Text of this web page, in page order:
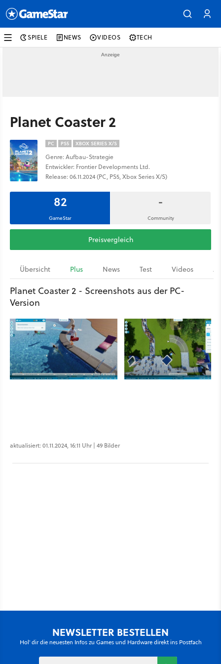
SPIELE NEWS VIDEOS TECH
Planet Coaster 2
PC PS5 XBOX SERIES X/S
Genre: Aufbau-Strategie
Entwickler: Frontier Developments Ltd.
Release: 06.11.2024 (PC, PS5, Xbox Series X/S)
82
GameStar
-
Community
Preisvergleich
Übersicht Plus News Test Videos
Planet Coaster 2 - Screenshots aus der PC-
Version
aktualisiert: 01.11.2024, 16:11 Uhr | 49 Bilder
NEWSLETTER BESTELLEN
Hol' dir die neuesten Infos zu Games und Hardware direkt ins Postfach